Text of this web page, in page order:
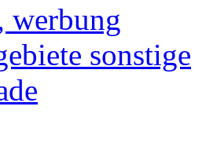
werbung
sonstige